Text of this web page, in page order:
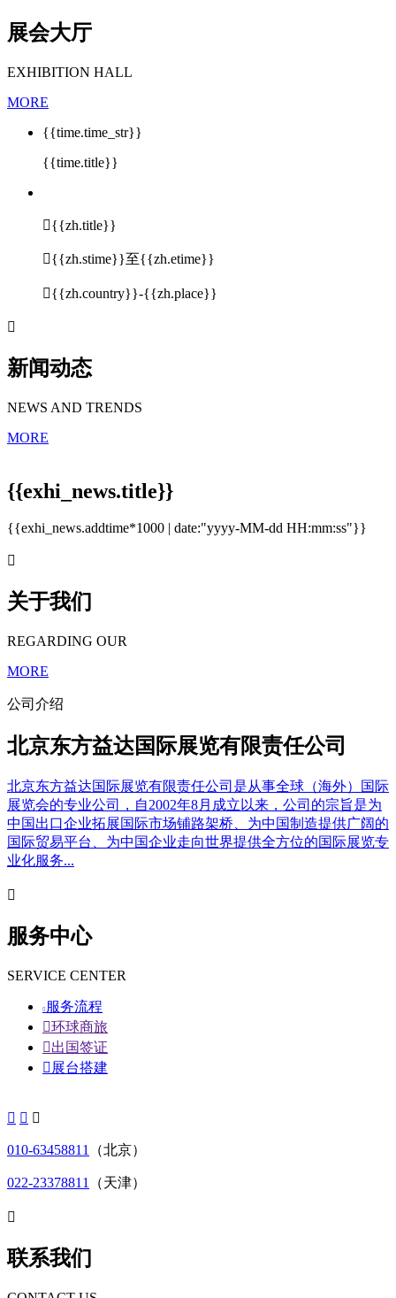
展会大厅
EXHIBITION HALL
MORE
{{time.time_str}}
{{time.title}}
{{zh.title}}
{{zh.stime}}至{{zh.etime}}
{{zh.country}}-{{zh.place}}

新闻动态
NEWS AND TRENDS
MORE
{{exhi_news.title}}
{{exhi_news.addtime*1000 | date:"yyyy-MM-dd HH:mm:ss"}}

关于我们
REGARDING OUR
MORE
公司介绍
北京东方益达国际展览有限责任公司
北京东方益达国际展览有限责任公司是从事全球（海外）国际
展览会的专业公司，自2002年8月成立以来，公司的宗旨是为
中国出口企业拓展国际市场铺路架桥、为中国制造提供广阔的
国际贸易平台、为中国企业走向世界提供全方位的国际展览专
业化服务...

服务中心
SERVICE CENTER
 服务流程
环球商旅
出国签证
 展台搭建
  
010-63458811 （北京）
022-23378811 （天津）

联系我们